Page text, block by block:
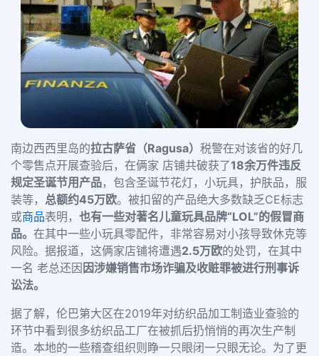
南边西西里岛的拉古萨省（Ragusa） 税警在对该省的好几
个零售点开展查验后，在俩家 店铺共破获了18余万件违反
规定圣诞节用产品，包含圣诞节花灯，小玩具，护肤品，服
装等， 总额约45万欧。 被扣留的产品绝大多数缺乏CE标志
或商品表明， 也有一些对著名儿童玩具品牌“LOL”的假冒商
品。 在其中一些小玩具零配件，非常容易对小孩导致休克等
风险。 据报道，这俩家店铺将遭遇2.5万欧的处罚，在其中
一名 老总还因因涉嫌销售市场诈骗及收赃罪被进行刑事诉
讼法。
据了解，伦巴第大区在2019年对纺织品加工制造业查验的
环节中看到很多纺织品工厂在被抓后扔悄悄的再次生产制
造。本地的一些稽查组织则睁一只眼闭一只眼无论。为了更